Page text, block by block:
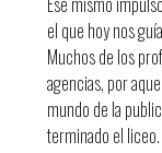
el que hoy nos
Muchos de los
agencias, por
mundo de la
terminado el liceo.